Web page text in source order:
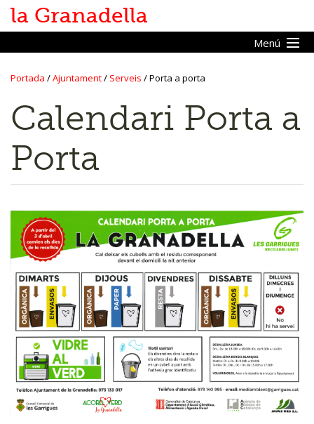
la Granadella
Menú
Vine a la Granadella
Ajuntament
L'ajuntament
Serveis
Parc de bombers
CAP
PIJ
Biblioteca
Llar d'infants
Escola
IES
Aula formativa
Portada /Ajuntament/ Serveis /Porta a porta
Calendari Porta a
Porta